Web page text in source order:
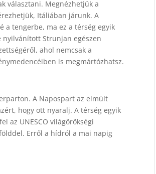
választani. Megnézhetjük a
Itáliában járunk. A
a tengerbe, ma ez a térség egyik
Strunjan egészen
ahol nemcsak a
is megmártózhatsz.
A Napospart az elmúlt
hogy ott nyaralj. A térség egyik
az UNESCO világörökségi
Erről a hídról a mai napig